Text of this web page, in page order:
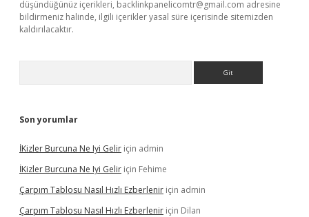
düşündüğünüz içerikleri, backlinkpanelicomtr@gmail.com adresine
bildirmeniz halinde, ilgili içerikler yasal süre içerisinde sitemizden
kaldırılacaktır.
Son yorumlar
İKizler Burcuna Ne Iyi Gelir için admin
İKizler Burcuna Ne Iyi Gelir için Fehime
Çarpım Tablosu Nasıl Hızlı Ezberlenir için admin
Çarpım Tablosu Nasıl Hızlı Ezberlenir için Dilan